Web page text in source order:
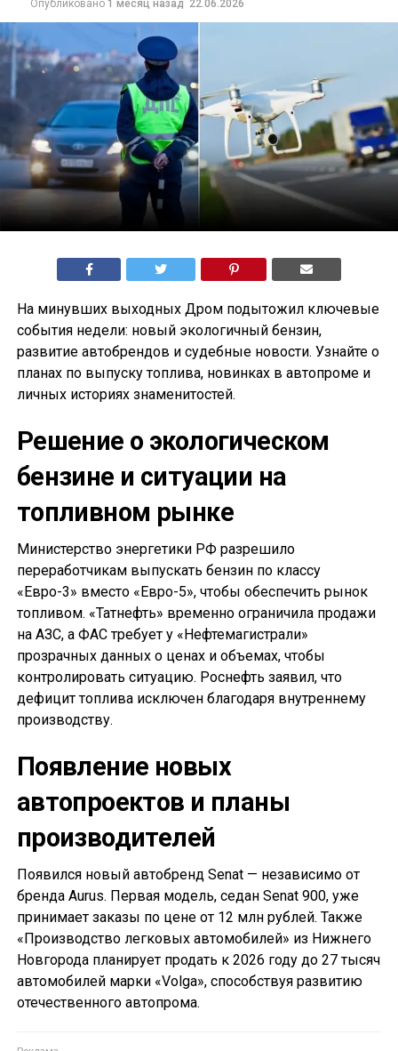
Опубликовано 1 месяц назад 22.06.2026
На минувших выходных Дром подытожил ключевые
события недели: новый экологичный бензин,
развитие автобрендов и судебные новости. Узнайте о
планах по выпуску топлива, новинках в автопроме и
личных историях знаменитостей.
Решение о экологическом
бензине и ситуации на
топливном рынке
Министерство энергетики РФ разрешило
переработчикам выпускать бензин по классу
«Евро-3» вместо «Евро-5», чтобы обеспечить рынок
топливом. «Татнефть» временно ограничила продажи
на АЗС, а ФАС требует у «Нефтемагистрали»
прозрачных данных о ценах и объемах, чтобы
контролировать ситуацию. Роснефть заявил, что
дефицит топлива исключен благодаря внутреннему
производству.
Появление новых
автопроектов и планы
производителей
Появился новый автобренд Senat — независимо от
бренда Aurus. Первая модель, седан Senat 900, уже
принимает заказы по цене от 12 млн рублей. Также
«Производство легковых автомобилей» из Нижнего
Новгорода планирует продать к 2026 году до 27 тысяч
автомобилей марки «Volga», способствуя развитию
отечественного автопрома.